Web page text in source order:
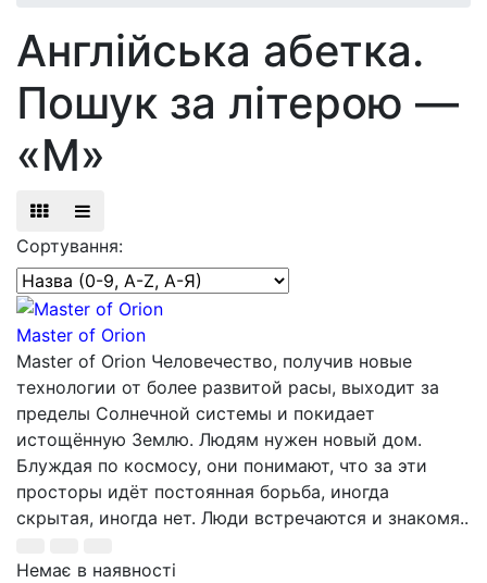
Англійська абетка.
Пошук за літерою —
«M»
Сортування:
Master of Orion
Master of Orion Человечество, получив новые
технологии от более развитой расы, выходит за
пределы Солнечной системы и покидает
истощённую Землю. Людям нужен новый дом.
Блуждая по космосу, они понимают, что за эти
просторы идёт постоянная борьба, иногда
скрытая, иногда нет. Люди встречаются и знакомя..
Немає в наявності